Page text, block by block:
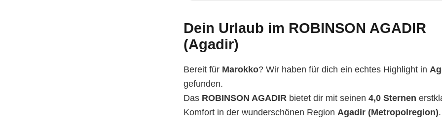
Dein Urlaub im ROBINSON AGADIR
(Agadir)
Bereit für Marokko? Wir haben für dich ein echtes Highlight in
gefunden.
Das ROBINSON AGADIR bietet dir mit seinen 4,0 Sternen
Komfort in der wunderschönen Region Agadir (Metropolregion).